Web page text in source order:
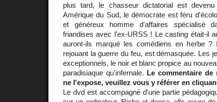
plus tard, le chasseur dictatorial est
Amérique du Sud, le démocrate est féru
et généreux homme d'affaires spécialisé
friandises avec l'ex-URSS ! Le casting était-il
auront-ils marqué les comédiens en herbe ?
rejouant la guerre du feu, est démasquée. Les
exceptionnels, le noir et blanc propice au
paradisiaque qu'infernale. Le commentaire
ne l'expose, veuillez vous y référer en
Le dvd est accompagné d'une partie